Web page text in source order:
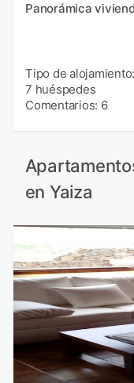
Panorámica
Tipo de
7 huéspedes
Comentarios: 6
en Yaiza